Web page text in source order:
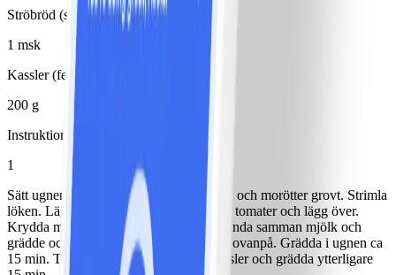
Ströbröd (skorpmjöl)
1 msk
Kassler (fett bortskuret)
200 g
Instruktioner
1
Sätt ugnen på 225°. Skala och riv potatis och morötter grovt. Strimla
löken. Lägg i en smord ugnsform. Skiva tomater och lägg över.
Krydda med salt, peppar och timjan. Blanda samman mjölk och
grädde och häll över, fördela margarinet ovanpå. Grädda i ugnen ca
15 min. Tillsätt ströbröd och stimlad kassler och grädda ytterligare